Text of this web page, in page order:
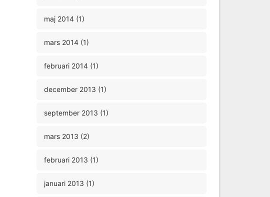
maj 2014 (1)
mars 2014 (1)
februari 2014 (1)
december 2013 (1)
september 2013 (1)
mars 2013 (2)
februari 2013 (1)
januari 2013 (1)